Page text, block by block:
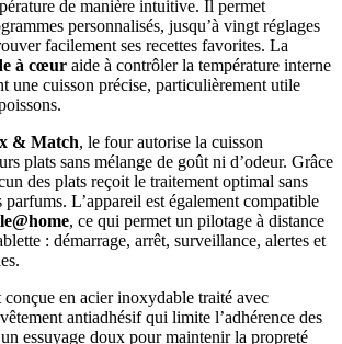
de manière intuitive. Il permet
personnalisés, jusqu’à vingt réglages
facilement ses recettes favorites. La
à cœur aide à contrôler la température interne
une cuisson précise, particulièrement utile
& Match, le four autorise la cuisson
plats sans mélange de goût ni d’odeur. Grâce
des plats reçoit le traitement optimal sans
parfums. L’appareil est également compatible
, ce qui permet un pilotage à distance
: démarrage, arrêt, surveillance, alertes et
en acier inoxydable traité avec
antiadhésif qui limite l’adhérence des
essuyage doux pour maintenir la propreté